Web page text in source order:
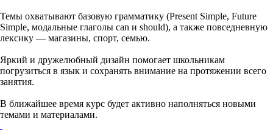
Темы охватывают базовую грамматику (Present Simple, Future
Simple, модальные глаголы can и should), а также повседневную
лексику — магазины, спорт, семью.
Яркий и дружелюбный дизайн помогает школьникам
погрузиться в язык и сохранять внимание на протяжении всего
занятия.
В ближайшее время курс будет активно наполняться новыми
темами и материалами.